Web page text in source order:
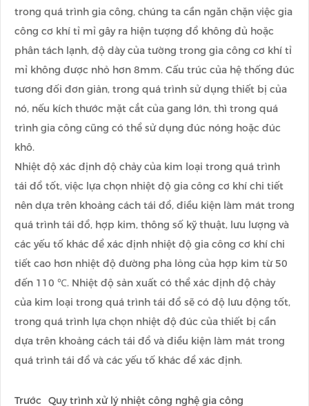
trong quá trình gia công, chúng ta cần ngăn chặn việc gia
công cơ khí tỉ mỉ gây ra hiện tượng đổ không đủ hoặc
phân tách lạnh, độ dày của tường trong gia công cơ khí tỉ
mỉ không được nhỏ hơn 8mm. Cấu trúc của hệ thống đúc
tương đối đơn giản, trong quá trình sử dụng thiết bị của
nó, nếu kích thước mặt cắt của gang lớn, thì trong quá
trình gia công cũng có thể sử dụng đúc nóng hoặc đúc
khô.
Nhiệt độ xác định độ chảy của kim loại trong quá trình
tái đổ tốt, việc lựa chọn nhiệt độ gia công cơ khí chi tiết
nên dựa trên khoảng cách tái đổ, điều kiện làm mát trong
quá trình tái đổ, hợp kim, thông số kỹ thuật, lưu lượng và
các yếu tố khác để xác định nhiệt độ gia công cơ khí chi
tiết cao hơn nhiệt độ đường pha lỏng của hợp kim từ 50
đến 110 ℃. Nhiệt độ sản xuất có thể xác định độ chảy
của kim loại trong quá trình tái đổ sẽ có độ lưu động tốt,
trong quá trình lựa chọn nhiệt độ đúc của thiết bị cần
dựa trên khoảng cách tái đổ và điều kiện làm mát trong
quá trình tái đổ và các yếu tố khác để xác định.
Trước Quy trình xử lý nhiệt công nghệ gia công